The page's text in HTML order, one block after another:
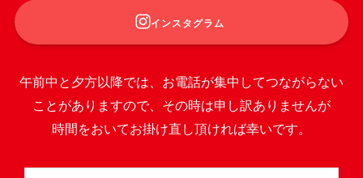
インスタグラム
午前中と夕方以降では、お電話が集中してつながらない
ことがありますので、その時は申し訳ありませんが
時間をおいてお掛け直し頂ければ幸いです。